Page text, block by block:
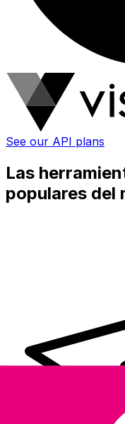
See our API plans
Las
populares del